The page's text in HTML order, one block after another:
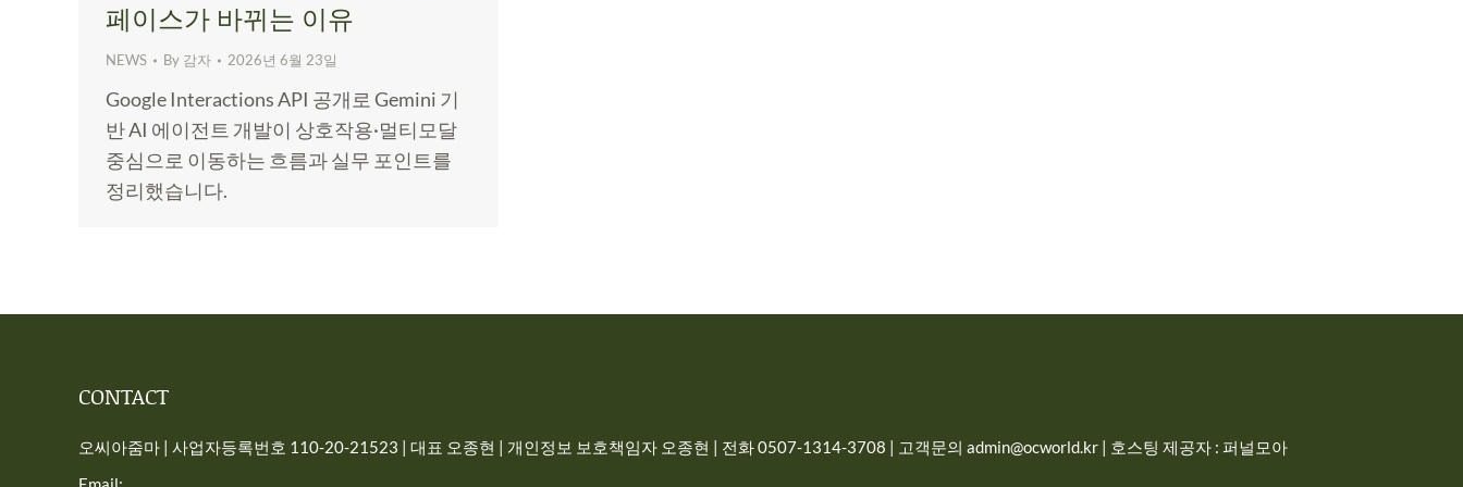
페이스가 바뀌는 이유
NEWS By 감자 2026년 6월 23일
Google Interactions API 공개로 Gemini 기
반 AI 에이전트 개발이 상호작용·멀티모달
중심으로 이동하는 흐름과 실무 포인트를
정리했습니다.
CONTACT
오씨아줌마 | 사업자등록번호 110-20-21523 | 대표 오종현 | 개인정보 보호책임자 오종현 | 전화 0507-1314-3708 | 고객문의 admin@ocworld.kr | 호스팅 제공자 : 퍼널모아